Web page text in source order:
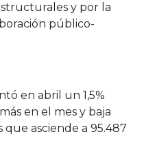
y por la
público-
en abril un 1,5%
en el mes y baja
que asciende a 95.487